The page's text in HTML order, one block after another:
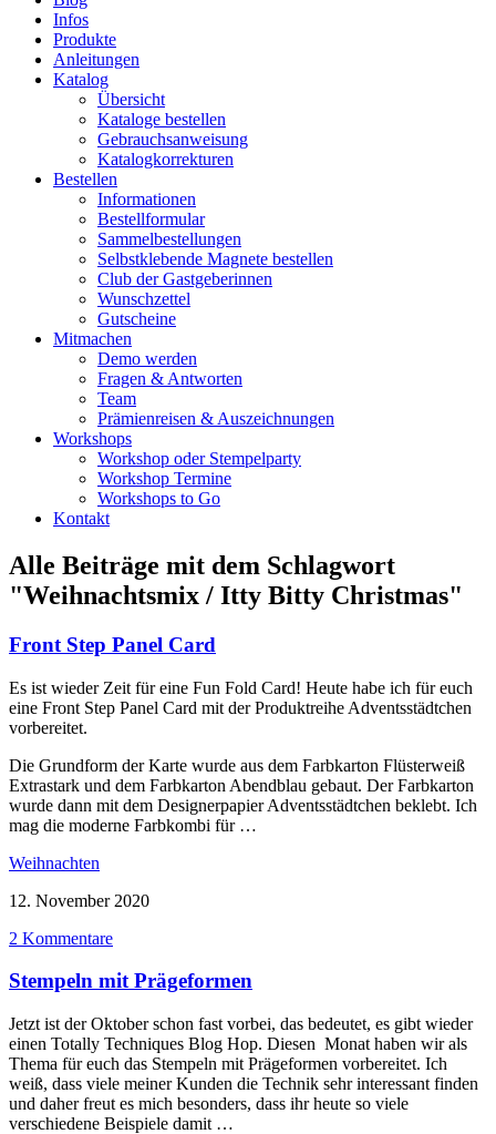
Infos
Produkte
Anleitungen
Katalog
Übersicht
Kataloge bestellen
Gebrauchsanweisung
Katalogkorrekturen
Bestellen
Informationen
Bestellformular
Sammelbestellungen
Selbstklebende Magnete bestellen
Club der Gastgeberinnen
Wunschzettel
Gutscheine
Mitmachen
Demo werden
Fragen & Antworten
Team
Prämienreisen & Auszeichnungen
Workshops
Workshop oder Stempelparty
Workshop Termine
Workshops to Go
Kontakt
Alle Beiträge mit dem Schlagwort
"Weihnachtsmix / Itty Bitty Christmas"
Front Step Panel Card
Es ist wieder Zeit für eine Fun Fold Card! Heute habe ich für euch
eine Front Step Panel Card mit der Produktreihe Adventsstädtchen
vorbereitet.
Die Grundform der Karte wurde aus dem Farbkarton Flüsterweiß
Extrastark und dem Farbkarton Abendblau gebaut. Der Farbkarton
wurde dann mit dem Designerpapier Adventsstädtchen beklebt. Ich
mag die moderne Farbkombi für …
Weihnachten
12. November 2020
2 Kommentare
Stempeln mit Prägeformen
Jetzt ist der Oktober schon fast vorbei, das bedeutet, es gibt wieder
einen Totally Techniques Blog Hop. Diesen Monat haben wir als
Thema für euch das Stempeln mit Prägeformen vorbereitet. Ich
weiß, dass viele meiner Kunden die Technik sehr interessant finden
und daher freut es mich besonders, dass ihr heute so viele
verschiedene Beispiele damit …